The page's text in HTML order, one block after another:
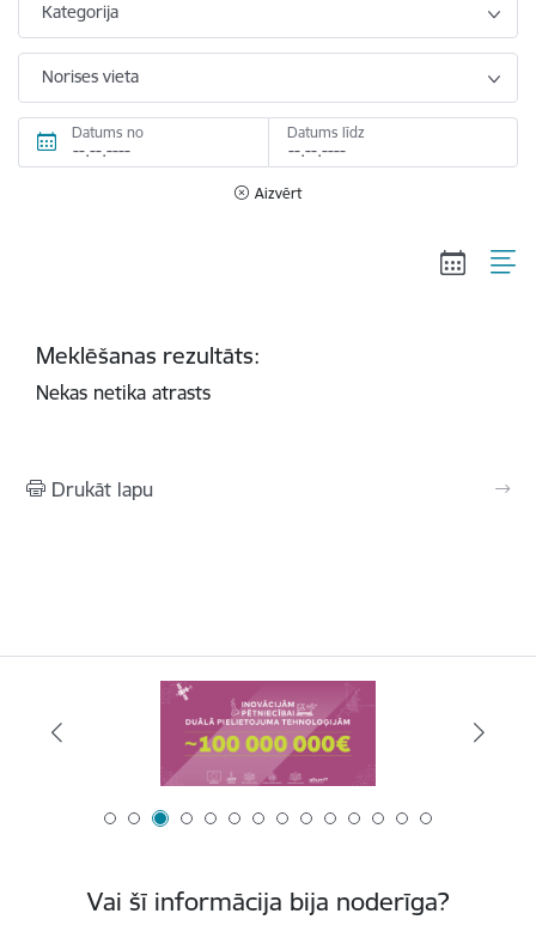
Kategorija
Norises vieta
Datums no Datums līdz
Aizvērt
Meklēšanas rezultāts:
Nekas netika atrasts
Drukāt lapu
Vai šī informācija bija noderīga?